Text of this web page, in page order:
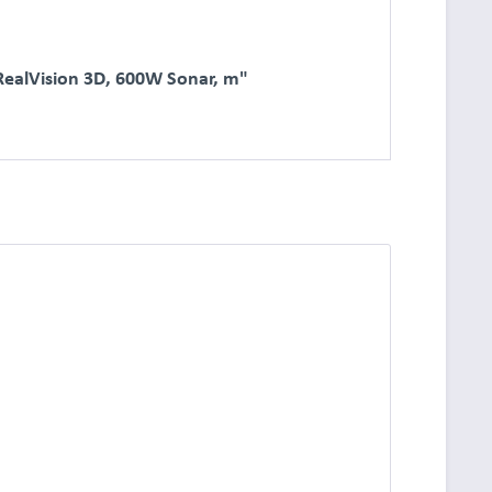
3D, 600W Sonar, m"